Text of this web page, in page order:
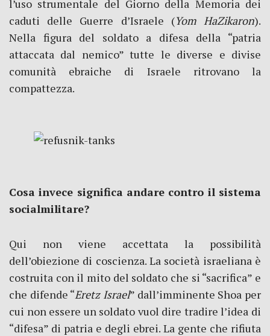
l’uso strumentale del Giorno della Memoria dei
caduti delle Guerre d’Israele (Yom HaZikaron).
Nella figura del soldato a difesa della “patria
attaccata dal nemico” tutte le diverse e divise
comunità ebraiche di Israele ritrovano la
compattezza.
Cosa invece significa andare contro il sistema
socialmilitare?
Qui non viene accettata la possibilità
dell’obiezione di coscienza. La società israeliana è
costruita con il mito del soldato che si “sacrifica” e
che difende “Eretz Israel” dall’imminente Shoa per
cui non essere un soldato vuol dire tradire l’idea di
“difesa” di patria e degli ebrei. La gente che rifiuta